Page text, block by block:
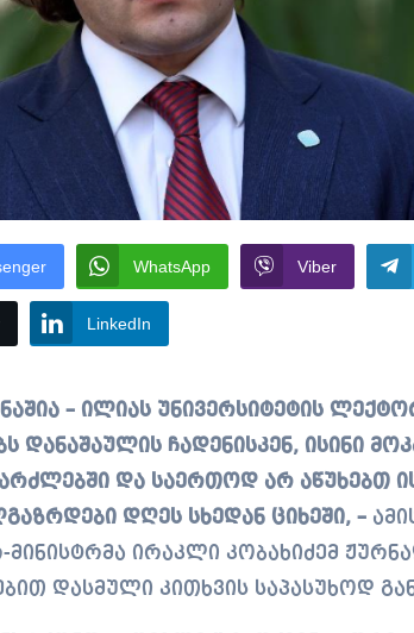
WhatsApp Viber
LinkedIn
დანაშაულის ჩადენისკენ, ისინი
და საერთოდ არ აწუხებთ
დღეს სხედან ციხეში, –
ირაკლი კობახიძემ
დასმული კითხვის საპასუხოდ